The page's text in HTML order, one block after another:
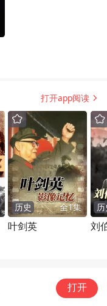
打开app阅读
历史 全1集
叶剑英 刘
打开